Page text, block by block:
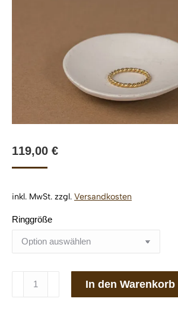
119,00 €
inkl. MwSt. zzgl. Versandkosten
Ringgröße
In den Warenkorb